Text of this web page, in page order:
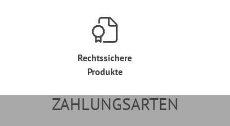
Rechtssichere
Produkte
ZAHLUNGSARTEN